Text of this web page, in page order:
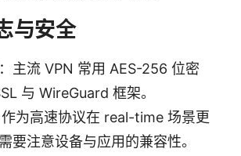
与安全
主流 VPN 常用 AES-256 位密
与 WireGuard 框架。
为高速协议在 real-time 场景更
要注意设备与应用的兼容性。